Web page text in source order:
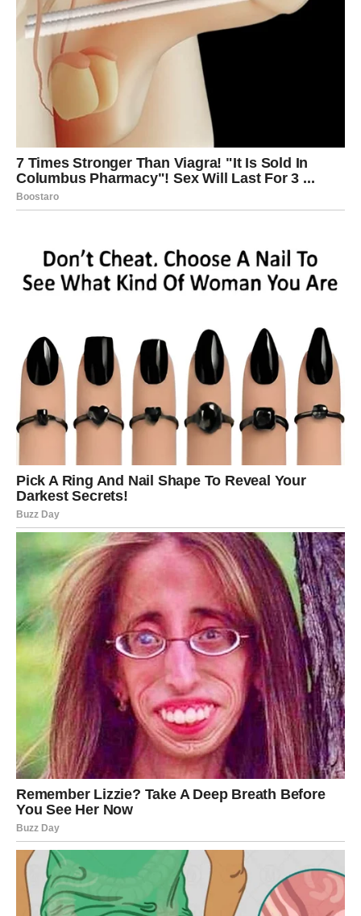
osobom koja im je nanosila bol, dok će drugi doneti
odluku koja menja njihovu svakodnevicu iz korena.
Nova snaga i drugačiji pogled na
budućnost
Iako početak marta nosi težinu i emotivni naboj, iza svega
stoji buđenje nove snage. Rak postaje svestan sopstvene
vrednosti i emotivne dubine. Ono što je nekada bilo
slabost sada postaje izvor moći.
perioda. Biće to dani u kojima ćete shvatiti da ništa nije
bilo slučajno – ni bol, ni razočaranja, ni suze. Sve je